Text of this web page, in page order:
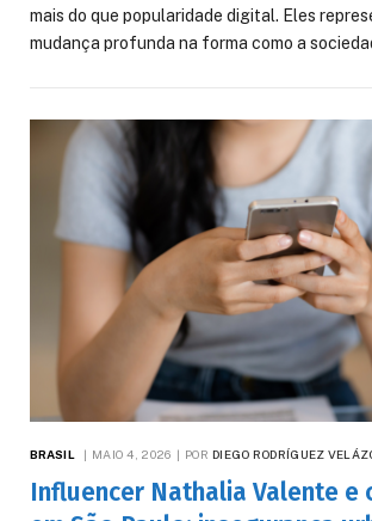
mais do que popularidade digital. Eles
mudança profunda na forma como a
BRASIL MAIO 4, 2026 POR DIEGO RODRÍGUEZ
Influencer Nathalia Valente e